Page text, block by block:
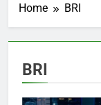
Home BRI
BRI